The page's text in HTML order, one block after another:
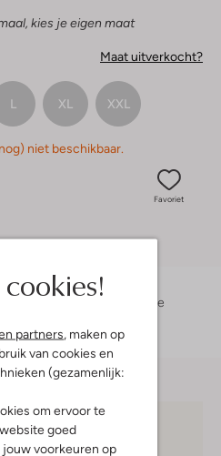
cookies!
partners, maken op
van cookies en
(gezamenlijk:
om ervoor te
goed
voorkeuren op
kies je eigen maat
Maat uitverkocht?
L XL XXL
niet beschikbaar.
Favoriet
lang en draagt maat L.
De
€75,-